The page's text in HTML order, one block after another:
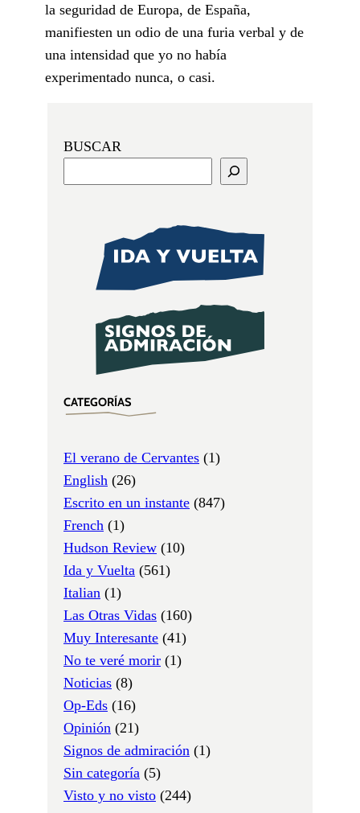
la seguridad de Europa, de España,
manifiesten un odio de una furia verbal y de
una intensidad que yo no había
experimentado nunca, o casi.
BUSCAR
CATEGORÍAS
El verano de Cervantes (1)
English (26)
Escrito en un instante (847)
French (1)
Hudson Review (10)
Ida y Vuelta (561)
Italian (1)
Las Otras Vidas (160)
Muy Interesante (41)
No te veré morir (1)
Noticias (8)
Op-Eds (16)
Opinión (21)
Signos de admiración (1)
Sin categoría (5)
Visto y no visto (244)